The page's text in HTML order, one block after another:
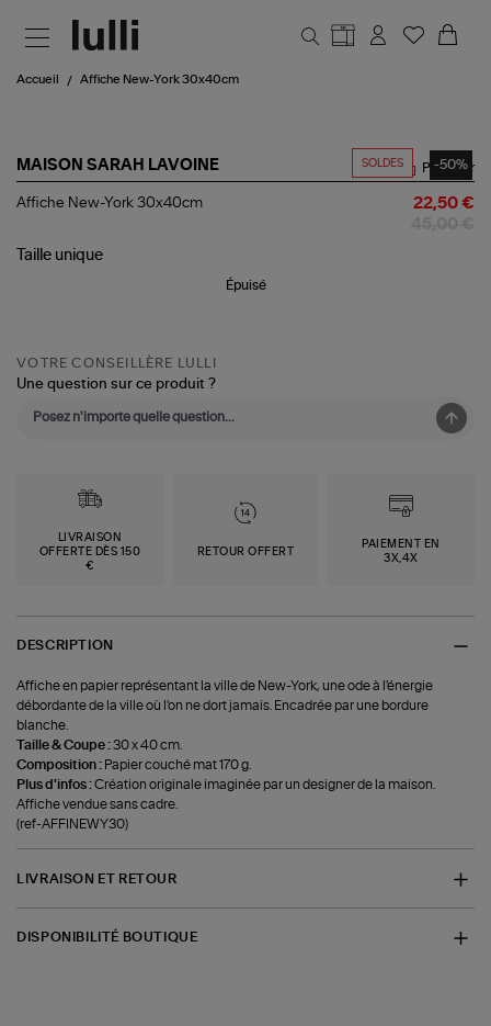
Accueil Affiche New-York 30x40cm
SOLDES -50%
MAISON SARAH LAVOINE
Affiche
30x40cm
Partager
Affiche New-York 30x40cm 22,50 €
Taille unique
Épuisé
VOTRE CONSEILLÈRE LULLI
Une question sur ce produit ?
LIVRAISON
OFFERTE DÈS 150
€
RETOUR OFFERT
PAIEMENT EN
3X,4X
DESCRIPTION
Affiche en papier représentant la ville de New-York, une ode à l'énergie
débordante de la ville où l'on ne dort jamais. Encadrée par une bordure
blanche.
Taille & Coupe :30 x 40 cm.
Composition : Papier couché mat 170 g.
Plus d'infos :Création originale imaginée par un designer de la maison.
Affiche vendue sans cadre.
(ref-AFFINEWY30)
LIVRAISON ET RETOUR
DISPONIBILITÉ BOUTIQUE